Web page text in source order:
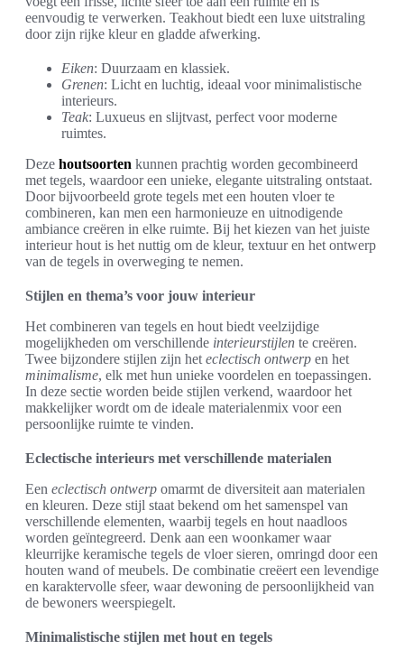
eenvoudig te verwerken. Teakhout biedt een luxe uitstraling
door zijn rijke kleur en gladde afwerking.
Eiken: Duurzaam en klassiek.
Grenen: Licht en luchtig, ideaal voor minimalistische
interieurs.
Teak: Luxueus en slijtvast, perfect voor moderne
ruimtes.
Deze houtsoorten kunnen prachtig worden gecombineerd
met tegels, waardoor een unieke, elegante uitstraling ontstaat.
Door bijvoorbeeld grote tegels met een houten vloer te
combineren, kan men een harmonieuze en uitnodigende
ambiance creëren in elke ruimte. Bij het kiezen van het juiste
interieur hout is het nuttig om de kleur, textuur en het ontwerp
van de tegels in overweging te nemen.
Stijlen en thema’s voor jouw interieur
Het combineren van tegels en hout biedt veelzijdige
mogelijkheden om verschillende interieurstijlen te creëren.
Twee bijzondere stijlen zijn het eclectisch ontwerp en het
minimalisme, elk met hun unieke voordelen en toepassingen.
In deze sectie worden beide stijlen verkend, waardoor het
makkelijker wordt om de ideale materialenmix voor een
persoonlijke ruimte te vinden.
Eclectische interieurs met verschillende materialen
Een eclectisch ontwerp omarmt de diversiteit aan materialen
en kleuren. Deze stijl staat bekend om het samenspel van
verschillende elementen, waarbij tegels en hout naadloos
worden geïntegreerd. Denk aan een woonkamer waar
kleurrijke keramische tegels de vloer sieren, omringd door een
houten wand of meubels. De combinatie creëert een levendige
en karaktervolle sfeer, waar dewoning de persoonlijkheid van
de bewoners weerspiegelt.
Minimalistische stijlen met hout en tegels